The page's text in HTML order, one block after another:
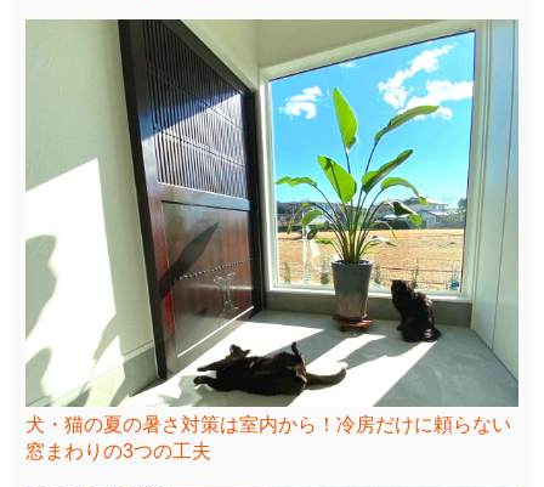
犬・猫の夏の暑さ対策は室内から！冷房だけに頼らない
窓まわりの3つの工夫